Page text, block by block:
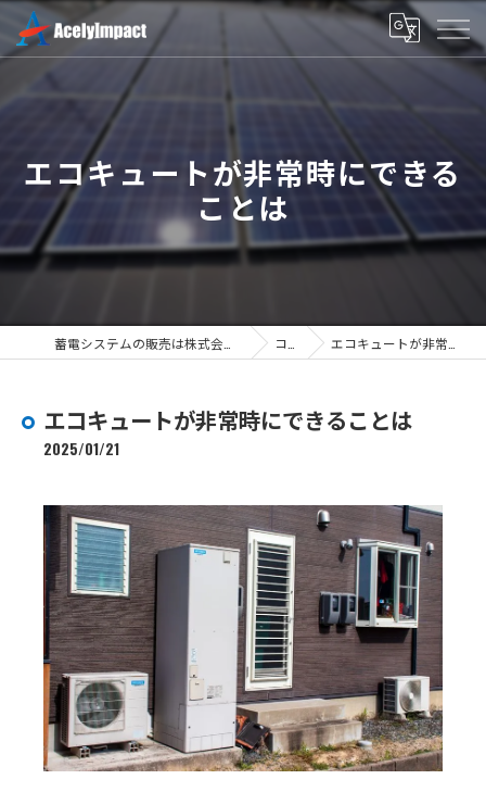
エコキュートが非常時にできる
ことは
コラム エコキュートが非常時にできることは
エコキュートが非常時にできることは
2025/01/21